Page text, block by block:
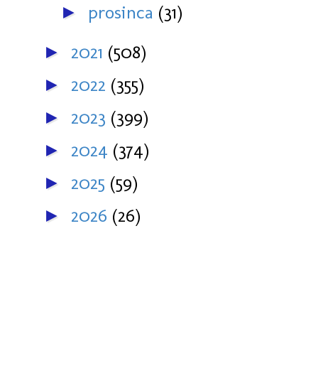
► prosinca (31)
► 2021 (508)
► 2022 (355)
► 2023 (399)
► 2024 (374)
► 2025 (59)
► 2026 (26)